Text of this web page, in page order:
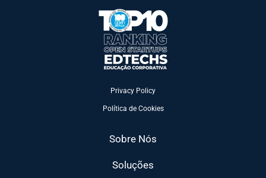
Privacy Policy
Política de Cookies
Sobre Nós
Soluções